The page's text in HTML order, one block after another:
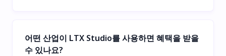
어떤 산업이 LTX Studio를 사용하면 혜택을 받을
수 있나요?